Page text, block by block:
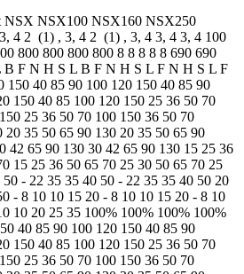
NSX NSX100 NSX160 NSX250
4 2 (1) , 3, 4 2 (1) , 3, 4 3, 4 3, 4 100
800 800 800 800 8 8 8 8 8 690 690
B F N H S L B F N H S L F N H S L F
150 40 85 90 100 120 150 40 85 90
150 40 85 100 120 150 25 36 50 70
25 36 50 70 100 150 36 50 70
20 35 50 65 90 130 20 35 50 65 90
42 65 90 130 30 42 65 90 130 15 25 36
15 25 36 50 65 70 25 30 50 65 70 25
- 22 35 35 40 50 - 22 35 35 40 50 20
- 8 10 10 15 20 - 8 10 10 15 20 - 8 10
10 20 25 35 100% 100% 100% 100%
40 85 90 100 120 150 40 85 90
150 40 85 100 120 150 25 36 50 70
25 36 50 70 100 150 36 50 70